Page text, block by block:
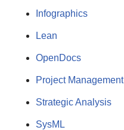
Infographics
Lean
OpenDocs
Project Management
Strategic Analysis
SysML